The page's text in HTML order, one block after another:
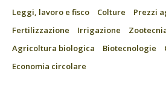
Leggi, lavoro e fisco
Colture
Prezzi
Fertilizzazione
Irrigazione
Agricoltura biologica
Biotecnologie
Economia circolare